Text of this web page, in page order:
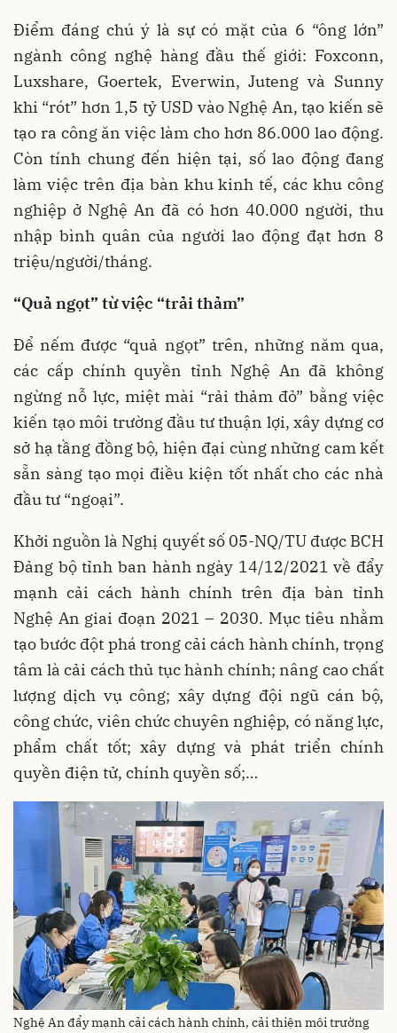
Điểm đáng chú ý là sự có mặt của 6 “ông lớn”
ngành công nghệ hàng đầu thế giới: Foxconn,
Luxshare, Goertek, Everwin, Juteng và Sunny
khi “rót” hơn 1,5 tỷ USD vào Nghệ An, tạo kiến sẽ
tạo ra công ăn việc làm cho hơn 86.000 lao động.
Còn tính chung đến hiện tại, số lao động đang
làm việc trên địa bàn khu kinh tế, các khu công
nghiệp ở Nghệ An đã có hơn 40.000 người, thu
nhập bình quân của người lao động đạt hơn 8
triệu/người/tháng.
“Quả ngọt” từ việc “trải thảm”
Để nếm được “quả ngọt” trên, những năm qua,
các cấp chính quyền tỉnh Nghệ An đã không
ngừng nỗ lực, miệt mài “rải thảm đỏ” bằng việc
kiến tạo môi trường đầu tư thuận lợi, xây dựng cơ
sở hạ tầng đồng bộ, hiện đại cùng những cam kết
sẵn sàng tạo mọi điều kiện tốt nhất cho các nhà
đầu tư “ngoại”.
Khởi nguồn là Nghị quyết số 05-NQ/TU được BCH
Đảng bộ tỉnh ban hành ngày 14/12/2021 về đẩy
mạnh cải cách hành chính trên địa bàn tỉnh
Nghệ An giai đoạn 2021 – 2030. Mục tiêu nhằm
tạo bước đột phá trong cải cách hành chính, trọng
tâm là cải cách thủ tục hành chính; nâng cao chất
lượng dịch vụ công; xây dựng đội ngũ cán bộ,
công chức, viên chức chuyên nghiệp, có năng lực,
phẩm chất tốt; xây dựng và phát triển chính
quyền điện tử, chính quyền số;…
Nghệ An đẩy mạnh cải cách hành chính, cải thiện môi trường